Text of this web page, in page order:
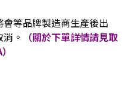
等品牌製造商生產後出
。
（關於下單詳情請見取